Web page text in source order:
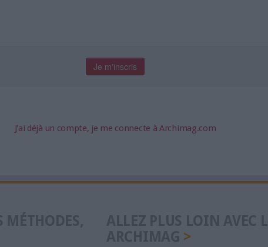
J'ai déjà un compte, je me connecte à Archimag.com